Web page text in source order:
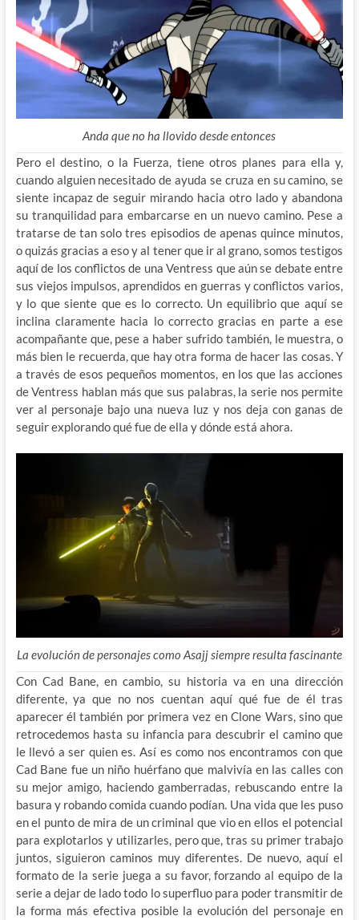
Anda que no ha llovido desde entonces
Pero el destino, o la Fuerza, tiene otros planes para ella y,
cuando alguien necesitado de ayuda se cruza en su camino, se
siente incapaz de seguir mirando hacia otro lado y abandona
su tranquilidad para embarcarse en un nuevo camino. Pese a
tratarse de tan solo tres episodios de apenas quince minutos,
o quizás gracias a eso y al tener que ir al grano, somos testigos
aquí de los conflictos de una Ventress que aún se debate entre
sus viejos impulsos, aprendidos en guerras y conflictos varios,
y lo que siente que es lo correcto. Un equilibrio que aquí se
inclina claramente hacia lo correcto gracias en parte a ese
acompañante que, pese a haber sufrido también, le muestra, o
más bien le recuerda, que hay otra forma de hacer las cosas. Y
a través de esos pequeños momentos, en los que las acciones
de Ventress hablan más que sus palabras, la serie nos permite
ver al personaje bajo una nueva luz y nos deja con ganas de
seguir explorando qué fue de ella y dónde está ahora.
La evolución de personajes como Asajj siempre resulta fascinante
Con Cad Bane, en cambio, su historia va en una dirección
diferente, ya que no nos cuentan aquí qué fue de él tras
aparecer él también por primera vez en Clone Wars, sino que
retrocedemos hasta su infancia para descubrir el camino que
le llevó a ser quien es. Así es como nos encontramos con que
Cad Bane fue un niño huérfano que malvivía en las calles con
su mejor amigo, haciendo gamberradas, rebuscando entre la
basura y robando comida cuando podían. Una vida que les puso
en el punto de mira de un criminal que vio en ellos el potencial
para explotarlos y utilizarles, pero que, tras su primer trabajo
juntos, siguieron caminos muy diferentes. De nuevo, aquí el
formato de la serie juega a su favor, forzando al equipo de la
serie a dejar de lado todo lo superfluo para poder transmitir de
la forma más efectiva posible la evolución del personaje en